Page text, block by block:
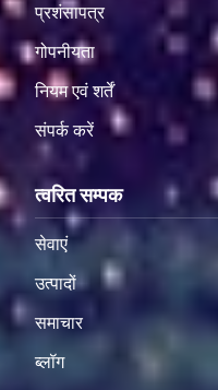
प्रशंसापत्र
गोपनीयता
नियम एवं शर्तें
संपर्क करें
त्वरित सम्पक
सेवाएं
उत्पादों
समाचार
ब्लॉग